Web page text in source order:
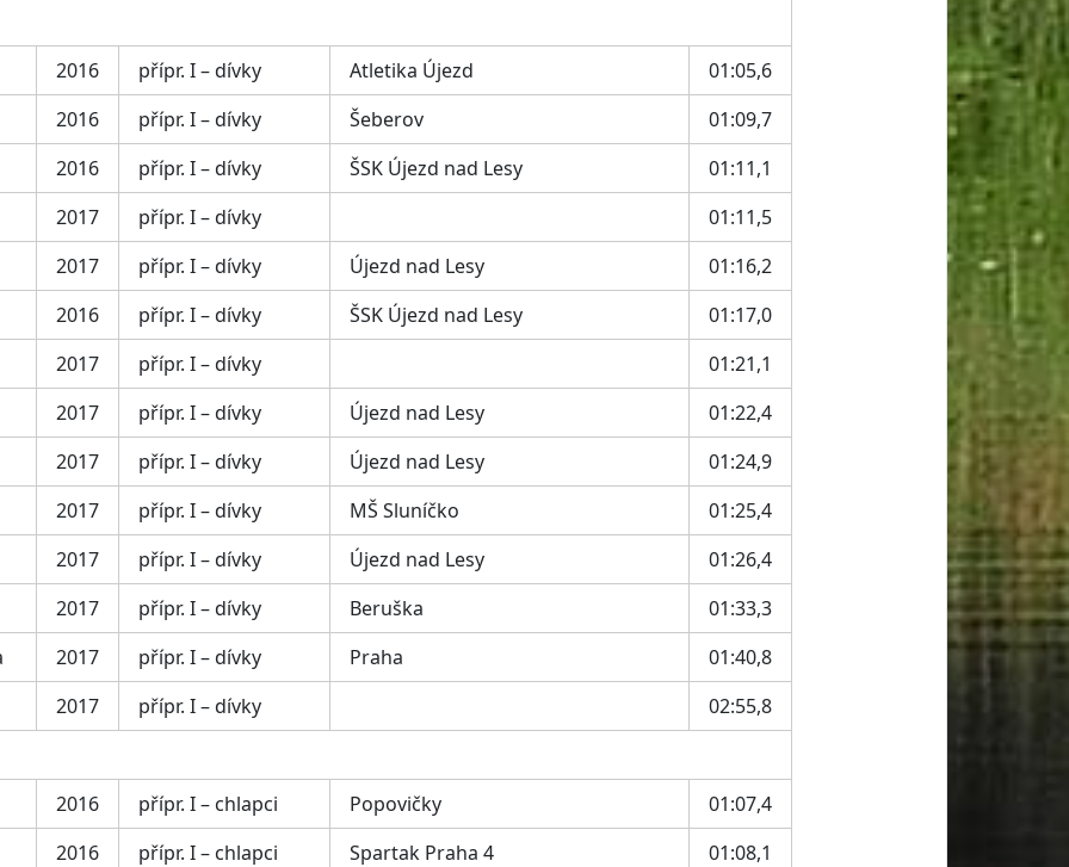
2016 přípr. I – dívky Atletika Újezd
01:05,6
2016
přípr. I – dívky Šeberov
01:09,7
2016
přípr. I – dívky ŠSK Újezd nad Lesy
01:11,1
2017
přípr. I – dívky
01:11,5
2017
přípr. I – dívky Újezd nad Lesy
01:16,2
2016 přípr. I – dívky ŠSK Újezd nad Lesy
01:17,0
2017
přípr. I – dívky
01:21,1
2017
přípr. I – dívky Újezd nad Lesy
01:22,4
2017
přípr. I – dívky Újezd nad Lesy
01:24,9
2017
přípr. I – dívky MŠ Sluníčko
01:25,4
2017
přípr. I – dívky Újezd nad Lesy
01:26,4
2017
přípr. I – dívky Beruška
01:33,3
2017 přípr. I – dívky Praha
01:40,8
2017
přípr. I – dívky 02:55,8
2016 přípr. I – chlapci Popovičky
01:07,4
2016
přípr. I – chlapci Spartak Praha 4
01:08,1